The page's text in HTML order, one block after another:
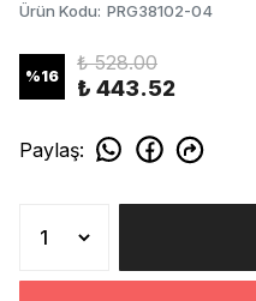
Ürün Kodu: PRG38102-04
%16
₺ 528.00
₺ 443.52
Paylaş: